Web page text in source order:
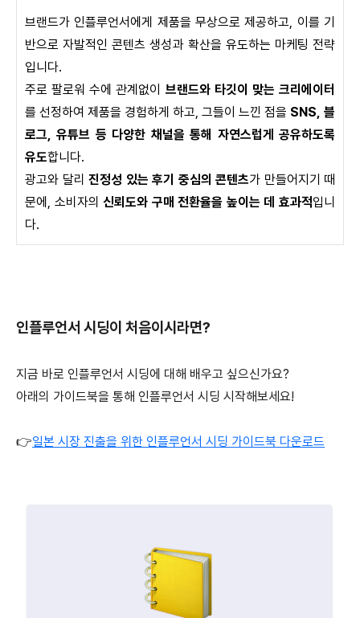
브랜드가 인플루언서에게 제품을 무상으로 제공하고, 이를 기
반으로 자발적인 콘텐츠 생성과 확산을 유도하는 마케팅 전략
입니다.
주로 팔로워 수에 관계없이 브랜드와 타깃이 맞는 크리에이터
를 선정하여 제품을 경험하게 하고, 그들이 느낀 점을 SNS, 블
로그, 유튜브 등 다양한 채널을 통해 자연스럽게 공유하도록
유도합니다.
광고와 달리 진정성 있는 후기 중심의 콘텐츠가 만들어지기 때
문에, 소비자의신뢰도와 구매 전환율을 높이는 데 효과적입니
다.
인플루언서 시딩이 처음이시라면?
지금 바로 인플루언서 시딩에 대해 배우고 싶으신가요?
아래의 가이드북을 통해 인플루언서 시딩 시작해보세요!
👉일본 시장 진출을 위한 인플루언서 시딩 가이드북 다운로드